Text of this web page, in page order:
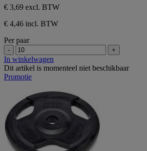
€ 3,69 excl. BTW
€ 4,46 incl. BTW
Per paar
- +
In winkelwagen
Dit artikel is momenteel niet beschikbaar
Promotie